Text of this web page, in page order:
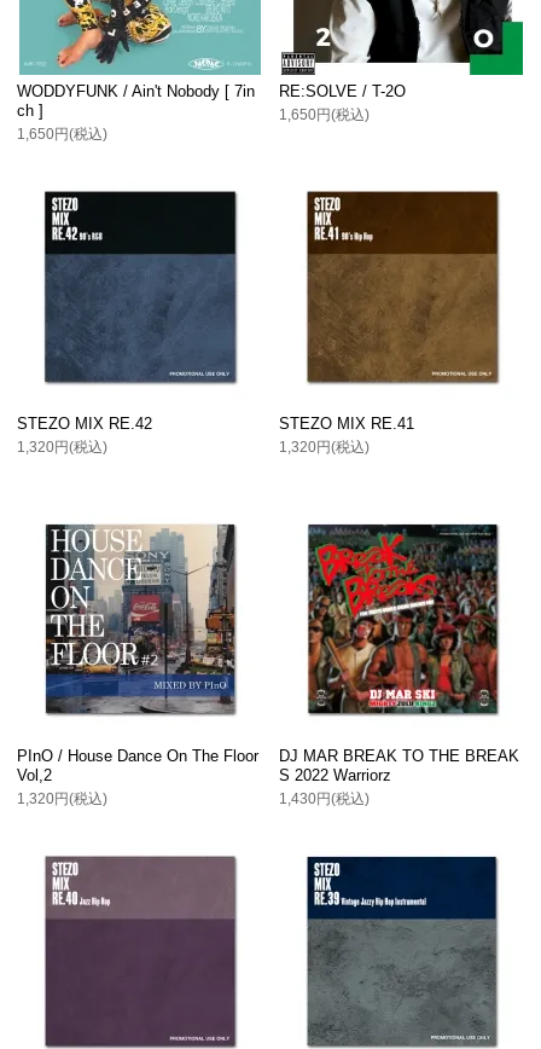
WODDYFUNK / Ain't Nobody [ 7in
ch ]
1,650円(税込)
RE:SOLVE / T-2O
1,650円(税込)
STEZO MIX RE.42
1,320円(税込)
STEZO MIX RE.41
1,320円(税込)
PInO / House Dance On The Floor
Vol,2
1,320円(税込)
DJ MAR BREAK TO THE BREAK
S 2022 Warriorz
1,430円(税込)